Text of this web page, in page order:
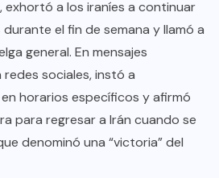
exhortó a los iraníes a continuar
el fin de semana y llamó a
general. En mensajes
sociales, instó a
horarios específicos y afirmó
para regresar a Irán cuando se
denominó una “victoria” del